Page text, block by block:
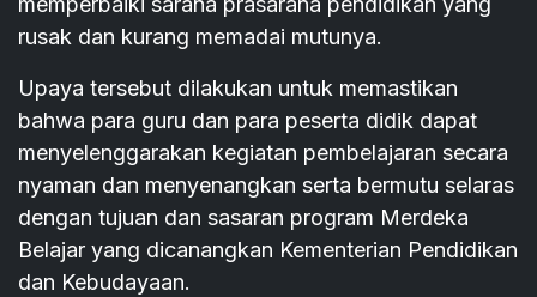
rusak dan kurang memadai mutunya.
Upaya tersebut dilakukan untuk memastikan
bahwa para guru dan para peserta didik dapat
menyelenggarakan kegiatan pembelajaran secara
nyaman dan menyenangkan serta bermutu selaras
dengan tujuan dan sasaran program Merdeka
Belajar yang dicanangkan Kementerian Pendidikan
dan Kebudayaan.